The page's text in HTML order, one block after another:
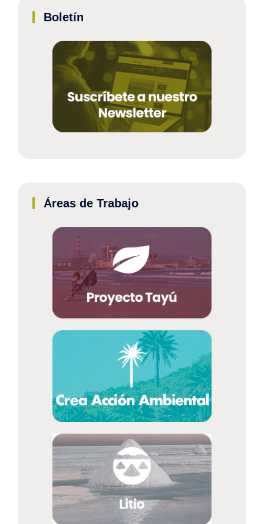
Boletín
Áreas de Trabajo